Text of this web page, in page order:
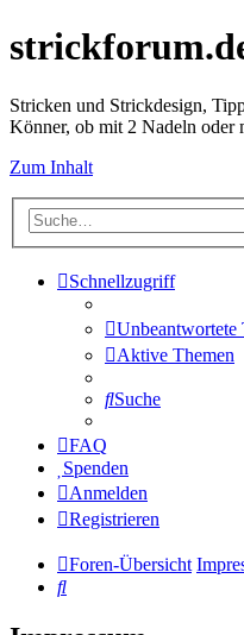
Stricken und Strickdesign,
Könner, ob mit 2 Nadeln oder
Zum Inhalt
Schnellzugriff
Unbeantwortete
Aktive Themen
Suche
FAQ
Spenden
Anmelden
Registrieren
Foren-Übersicht
Suche